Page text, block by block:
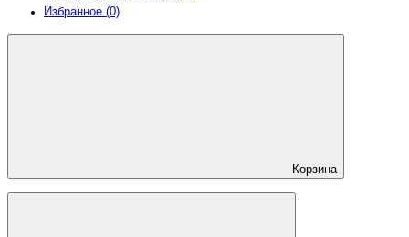
Избранное (0)
Корзина